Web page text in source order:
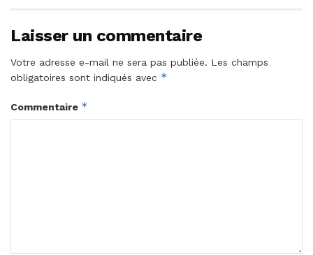
Laisser un commentaire
Votre adresse e-mail ne sera pas publiée. Les champs
obligatoires sont indiqués avec *
Commentaire *